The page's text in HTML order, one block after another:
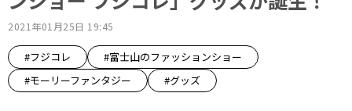
2021年01月25日 19:45
#フジコレ
#富士山のファッションショー
#モーリーファンタジー
#グッズ